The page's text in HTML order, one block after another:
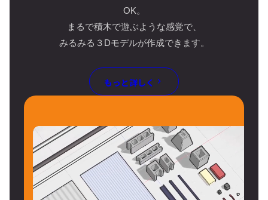
OK。
まるで積木で遊ぶような感覚で、
みるみる３Dモデルが作成できます。
もっと詳しく